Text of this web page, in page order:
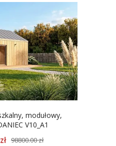
modułowy,
V10_A1
98800.00 zł